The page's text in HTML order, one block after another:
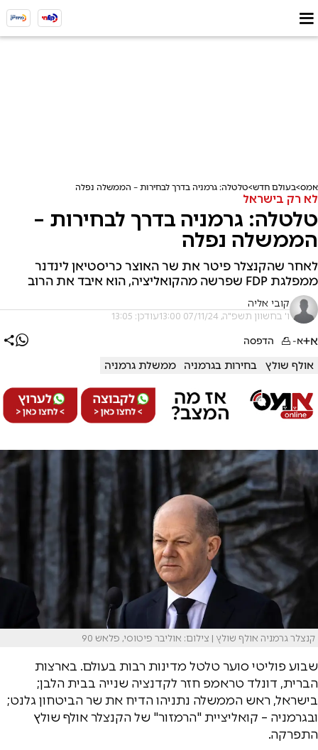
אמס בעולם חדש טלטלה: גרמניה בדרך לבחירות – הממשלה נפלה
לא רק בישראל
טלטלה: גרמניה בדרך לבחירות –
הממשלה נפלה
לאחר שהקנצלר פיטר את שר האוצר כריסטיאן לינדנר
ממפלגת FDP שפרשה מהקואליציה, הוא איבד את הרוב
קובי אליה
ו' בחשוון תשפ"ה, 07/11/24 13:00 עודכן: 13:05
א+א- הדפסה
אולף שולץ בחירות בגרמניה ממשלת גרמניה
קנצלר גרמניה אולף שולץ | צילום: אוליבר פיטוסי, פלאש 90
שבוע פוליטי סוער טלטל מדינות רבות בעולם. בארצות
הברית, דונלד טראמפ חזר לקדנציה שנייה בבית הלבן;
בישראל, ראש הממשלה נתניהו הדיח את שר הביטחון גלנט;
ובגרמניה – קואליציית "הרמזור" של הקנצלר אולף שולץ
התפרקה.